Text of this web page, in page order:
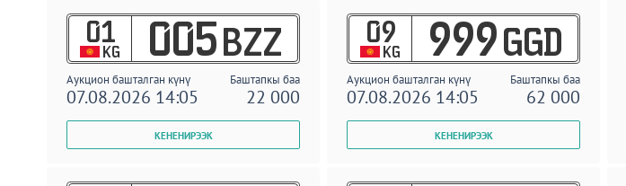
01
KG 005 BZZ
Аукцион башталган күнү Баштапкы баа
07.08.2026 14:05 22 000
09
KG 999 GGD
Аукцион башталган күнү Баштапкы баа
07.08.2026 14:05 62 000